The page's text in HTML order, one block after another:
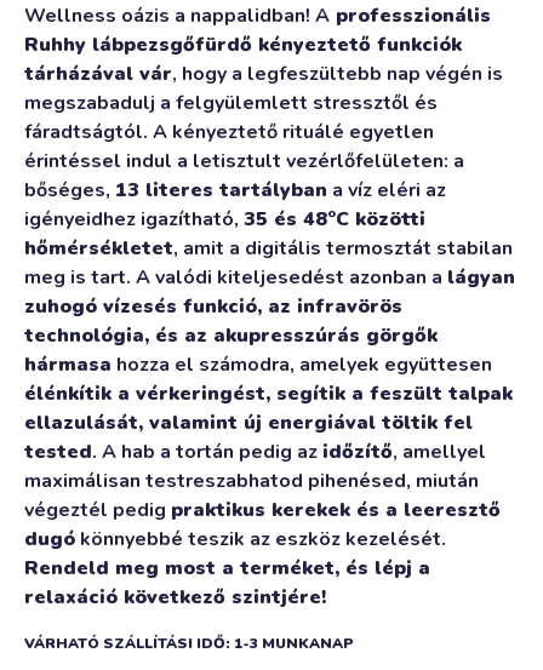
Wellness oázis a nappalidban! A professzionális
Ruhhy lábpezsgőfürdő kényeztető funkciók
tárházával vár, hogy a legfeszültebb nap végén is
megszabadulj a felgyülemlett stressztől és
fáradtságtól. A kényeztető rituálé egyetlen
érintéssel indul a letisztult vezérlőfelületen: a
bőséges, 13 literes tartályban a víz eléri az
igényeidhez igazítható, 35 és 48°C közötti
hőmérsékletet, amit a digitális termosztát stabilan
meg is tart. A valódi kiteljesedést azonban a lágyan
zuhogó vízesés funkció, az infravörös
technológia, és az akupresszúrás görgők
hármasa hozza el számodra, amelyek együttesen
élénkítik a vérkeringést, segítik a feszült talpak
ellazulását, valamint új energiával töltik fel
tested. A hab a tortán pedig az időzítő, amellyel
maximálisan testreszabhatod pihenésed, miután
végeztél pedig praktikus kerekek és a leeresztő
dugó könnyebbé teszik az eszköz kezelését.
Rendeld meg most a terméket, és lépj a
relaxáció következő szintjére!
VÁRHATÓ SZÁLLÍTÁSI IDŐ: 1-3 MUNKANAP